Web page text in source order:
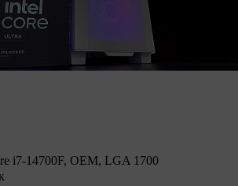
i7-14700F, OEM, LGA 1700